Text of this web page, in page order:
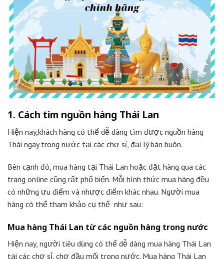
1. Cách tìm nguồn hàng Thái Lan
Hiện nay,khách hàng có thể dễ dàng tìm được nguồn hàng
Thái ngay trong nước tại các chợ sỉ, đại lý bán buôn.
Bên cạnh đó, mua hàng tại Thái Lan hoặc đặt hàng qua các
trang online cũng rất phổ biến. Mỗi hình thức mua hàng đều
có những ưu điểm và nhược điểm khác nhau. Người mua
hàng có thể tham khảo cụ thể như sau:
Mua hàng Thái Lan từ các nguồn hàng trong nước
Hiện nay, người tiêu dùng có thể dễ dàng mua hàng Thái Lan
tại các chợ sỉ, chợ đầu mối trong nước. Mua hàng Thái Lan